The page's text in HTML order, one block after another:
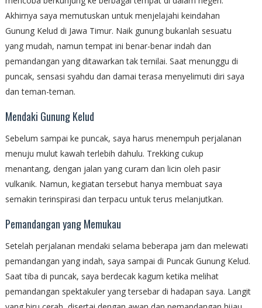
Akhirnya saya memutuskan untuk menjelajahi keindahan
Gunung Kelud di Jawa Timur. Naik gunung bukanlah sesuatu
yang mudah, namun tempat ini benar-benar indah dan
pemandangan yang ditawarkan tak ternilai. Saat menunggu di
puncak, sensasi syahdu dan damai terasa menyelimuti diri saya
dan teman-teman.
Mendaki Gunung Kelud
Sebelum sampai ke puncak, saya harus menempuh perjalanan
menuju mulut kawah terlebih dahulu. Trekking cukup
menantang, dengan jalan yang curam dan licin oleh pasir
vulkanik. Namun, kegiatan tersebut hanya membuat saya
semakin terinspirasi dan terpacu untuk terus melanjutkan.
Pemandangan yang Memukau
Setelah perjalanan mendaki selama beberapa jam dan melewati
pemandangan yang indah, saya sampai di Puncak Gunung Kelud.
Saat tiba di puncak, saya berdecak kagum ketika melihat
pemandangan spektakuler yang tersebar di hadapan saya. Langit